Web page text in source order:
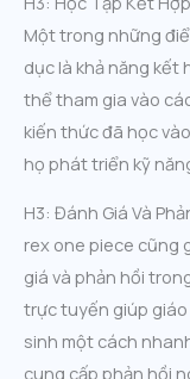
Một trong những
dục là khả năng kết
thể tham gia vào
kiến thức đã học
họ phát triển kỹ
H3: Đánh Giá Và
rex one piece cũng
giá và phản hồi
trực tuyến giúp
sinh một cách
cung cấp phản hồi